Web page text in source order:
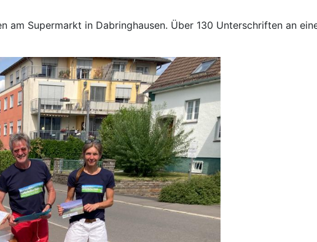
am Supermarkt in Dabringhausen. Über 130 Unterschriften an